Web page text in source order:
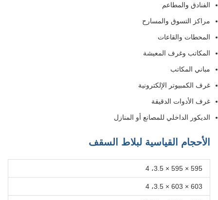
الفنادق والمطاعم
مراكز التسوق والمسارح
المحطات والقاعات
المكاتب وغرف المعيشة
مباني المكاتب
غرف الكمبيوتر الإلكترونية
غرف الأدوات الدقيقة
الديكور الداخلي للمصانع أو المنازل
الأحجام القياسية لبلاط السقف
595 × 595 × 3.5، 4
603 × 603 × 3.5، 4